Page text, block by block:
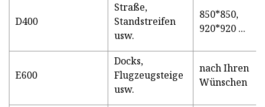
D400
Straße,
Standstreifen
usw.
850*850,
920*920 ...
E600
Docks,
Flugzeugsteige
usw.
nach Ihren
Wünschen